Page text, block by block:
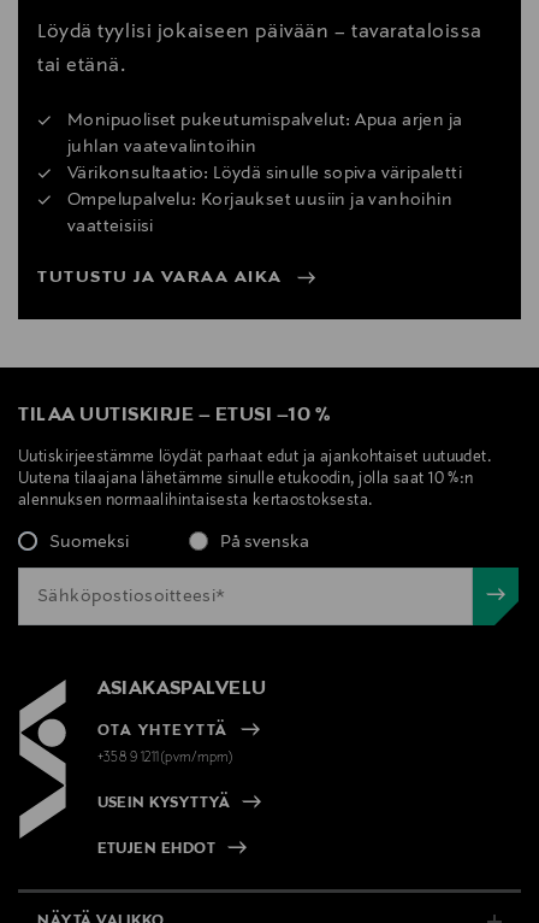
Löydä tyylisi jokaiseen päivään – tavarataloissa
tai etänä.
Monipuoliset pukeutumispalvelut: Apua arjen ja
juhlan vaatevalintoihin
Värikonsultaatio: Löydä sinulle sopiva väripaletti
Ompelupalvelu: Korjaukset uusiin ja vanhoihin
vaatteisiisi
TUTUSTU JA VARAA AIKA
TILAA UUTISKIRJE – ETUSI –10 %
Uutiskirjeestämme löydät parhaat edut ja ajankohtaiset uutuudet.
Uutena tilaajana lähetämme sinulle etukoodin, jolla saat 10 %:n
alennuksen normaalihintaisesta kertaostoksesta.
Suomeksi På svenska
ASIAKASPALVELU
OTA YHTEYTTÄ
+358 9 1211(pvm/mpm)
USEIN KYSYTTYÄ
ETUJEN EHDOT